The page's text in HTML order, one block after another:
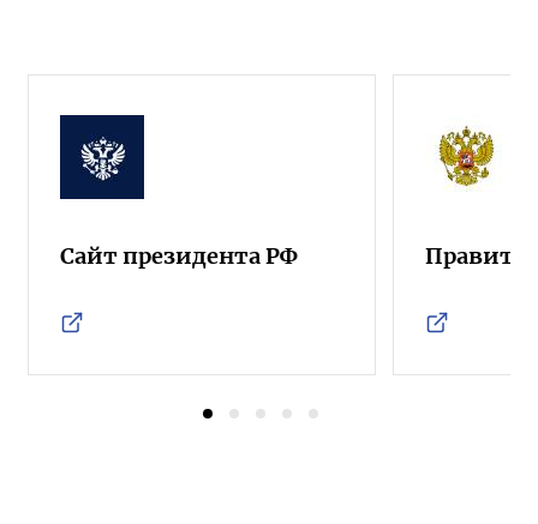
Сайт президента РФ